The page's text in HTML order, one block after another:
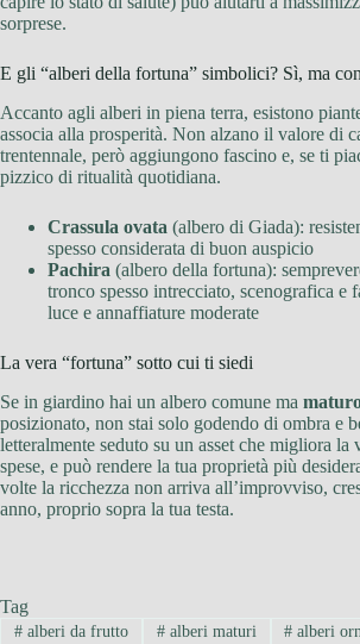
sorprese.
E gli “alberi della fortuna” simbolici? Sì, ma
Accanto agli alberi in piena terra, esistono
associa alla prosperità. Non alzano il valore di
trentennale, però aggiungono fascino e, se ti
pizzico di ritualità quotidiana.
Crassula ovata (albero di Giada):
spesso considerata di buon auspicio
Pachira (albero della fortuna):
tronco spesso intrecciato, scenografica e
luce e annaffiature moderate
La vera “fortuna” sotto cui ti siedi
Se in giardino hai un albero comune ma
posizionato, non stai solo godendo di ombra e
letteralmente seduto su un asset che migliora
spese, e può rendere la tua proprietà più
volte la ricchezza non arriva all’improvviso,
anno, proprio sopra la tua testa.
Tag
#alberi da frutto #alberi maturi # alberi